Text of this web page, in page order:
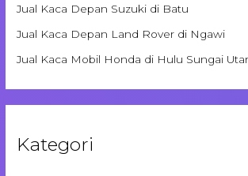
Jual Kaca Depan Suzuki di Batu
Jual Kaca Depan Land Rover di Ngawi
Jual Kaca Mobil Honda di Hulu Sungai
Kategori